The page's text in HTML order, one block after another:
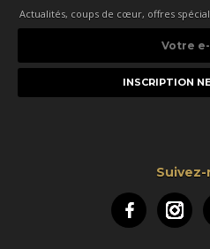
Actualités, coups de cœur, offres
e-
Facebook